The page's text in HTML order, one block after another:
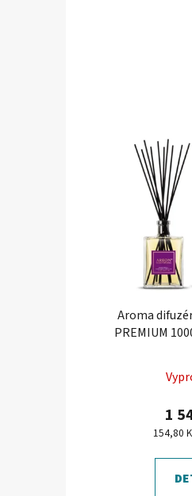
Aroma
PREMIUM
1
Měrná
154,80